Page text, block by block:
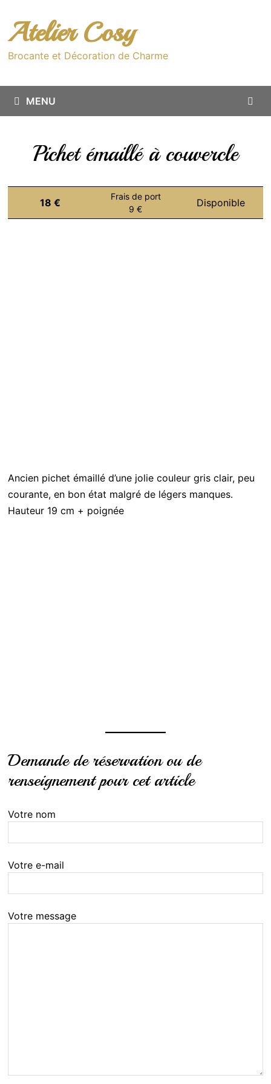
contenu
Atelier Cosy
Brocante et Décoration de Charme
MENU
Pichet émaillé à couvercle
18 €
Frais de port
9 €
Disponible
Ancien pichet émaillé d’une jolie couleur gris clair, peu
courante, en bon état malgré de légers manques.
Hauteur 19 cm + poignée
Demande de réservation ou de
renseignement pour cet article
Votre nom
Votre e-mail
Votre message